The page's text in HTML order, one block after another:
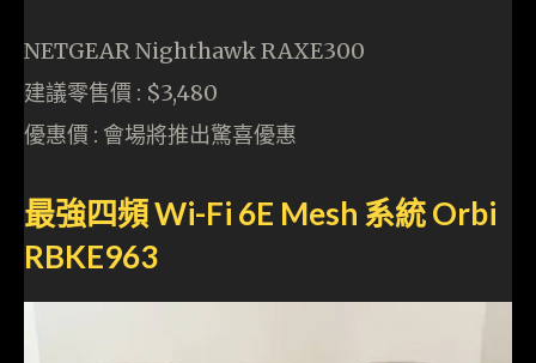
NETGEAR Nighthawk RAXE300
建議零售價 : $3,480
優惠價 : 會場將推出驚喜優惠
最強四頻 Wi-Fi 6E Mesh 系統 Orbi
RBKE963